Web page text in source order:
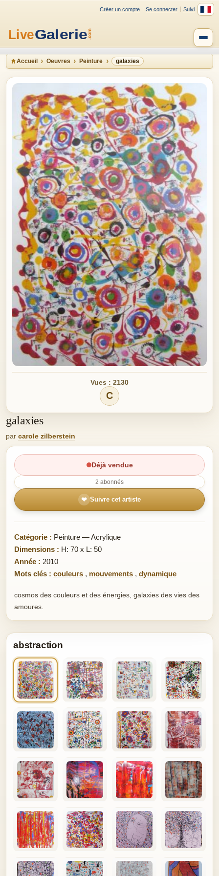
Créer un compte Se connecter Suivi
Accueil Oeuvres Peinture galaxies
Vues : 2130
C
galaxies
par carole zilberstein
Déjà vendue
2 abonnés
❤ Suivre cet artiste
Catégorie : Peinture — Acrylique
Dimensions : H: 70 x L: 50
Année : 2010
Mots clés : couleurs , mouvements , dynamique
cosmos des couleurs et des énergies, galaxies des vies des
amoures.
abstraction